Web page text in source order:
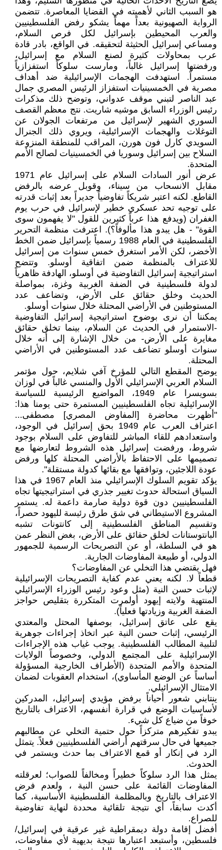
هو السبب الثاني لأهميته في القضايا المعاصرة. تتضمن
الرواية الصهيونية بعداً مهماً يشكو رفض الفلسطينيين
والعرب المحيطين بإسرائيل لكل فرص السلام،
ومساعي إسرائيل الحثيثة لتحقيقه. في الواقع، بادر قادة
عرب بمحاولات كثيرة لصنع السلام مع إسرائيل،
ورفضتها إسرائيل غالباً، ومارست سلوكاً استفزازياً
مستمراً. استهدفت الهجمات الإسرائيلية ضد أهداف
مصرية في الخمسينيات استفزاز الرئيس المصري جمال
عبد الناصر لتبني موقف عدواني، وتوضح ذلك مذكرات
رئيس الوزراء السابق موشيه شاريت. نتج معظم القصف
السوري الشهير لإسرائيل من مرتفعات الجولان عن
التوغلات والهجمات الإسرائيلية، ويروي ذلك الجنرال
السويدي كارل فون هورن، المراقب للمنطقة المنزوعة
السلاح بين إسرائيل وسوريا في الخمسينيات لصالح الأمم
المتحدة.
عرض أنور السادات السلام على إسرائيل عام 1971
مقابل الانسحاب من سيناء، وقوبل عرضه بالرفض
القاطع. لكنه اعتبر شريكاً تفاوضياً جديراً بعد إثبات قدرته
على توجيه تحد عسكري خطير لإسرائيل في حرب يوم
الغفران (ويدفع هذا عرباً كثيرين للقول "لا يفهمون سوى
القوة" - هل يبدو هذا مألوفاً؟). اعترفت منظمة التحرير
الفلسطينية في العام 1988 رسمياً بإسرائيل ضمن الخط
الأخضر، لكن الأمر استغرق خمس سنوات من إسرائيل
للاعتراف بالمنظمة ضمن اتفاقية أوسلو. وتتضح
استراتيجية إسرائيل التفاوضية في أوسلو، الهادفة ظاهرياً
لدولة فلسطينية في الضفة الغربية وغزة، بمواصلة
الحديث وخلق حقائق على الأرض، وتضاعف عدد
المستوطنين في الأراضي المحتلة خلال سنوات أوسلو.
يمكننا أن نرى بوضوح استراتيجية إسرائيل التفاوضية
-الاستمرار في الحديث عن السلام، بينما تخلق حقائق
مغايرة على الأرض- من خلال الإشارة إلى أنه خلال
سنوات أوسلو تضاعف عدد المستوطنين في الأراضي
المحتلة.
يوضح المقطع التالي للمؤرخ آفي شلايم، حول مؤتمر
السلام العربي الإسرائيلي الأول والمنسي غالباً في لوزان
بسويسرا عام 1949، المواضيع الرئيسية للسياسة
الإسرائيلية تجاه الفلسطينيين المستمرة حتى يومنا هذا:
"أظهرت محاضرة [المفاوض المصري] مصطفى...
اعتراف العرب عام 1949 بحق إسرائيل في الوجود،
واستعدادهم للقاء المباشر للتفاوض على السلام بوجود
شروط، ورفضت إسرائيل هذه الشروط لتعارضها مع
تصميمها على الاحتفاظ بالأراضي المحتلة كلها ورفض
عودة اللاجئين، وتوافقها مع بقائها كدولة مستقلة".
يؤكد تقويم السلوك الإسرائيلي منذ العام 1967 في هذا
السياق استحالة حدوث تغيير جذري في استراتيجيتها تجاه
الفلسطينيين دون قوة دولية صارمة داعمة له. يستمر
المشروع الاستيطاني في شق طرق رئيسة لليهود حصراً،
وتقسيم المناطق الفلسطينية إلى كانتونات تشبه
البانتوستانات لخلق حقائق على الأرض، بغض النظر عمن
هو في السلطة، أو عن التصريحات الرسمية للجمهور
الدولي، أو طبيعة المفاوضات الجارية.
فهل يقتضي هذا التخلي عن المفاوضات؟
قطعاً لا. لكنه يعني عدم كفاية التصريحات الإسرائيلية
لإثبات حسن النية (مثل وعود رئيس الوزراء الإسرائيلي
المنتهية ولايته إيهود أولمرت المتكررة بتقليص حواجز
الضفة الغربية وزيادتها فعلياً).
يقع على عاتق إسرائيل، بوصفها المحتل والمعتدي
الرئيسي، إثبات حسن النية عبر اتخاذ إجراءات جوهرية
لتلبية المطالب الفلسطينية. يوجب غياب هذه الإجراءات
الإسرائيلية على المجتمع الدولي، وخصوصاً الولايات
المتحدة والأمم المتحدة (الأطراف الخارجية المسؤولة
أساساً عن الوضع المأساوي)، استخدام العقوبات لضمان
الامتثال الإسرائيلي.
ينتابني شعور أحياناً برفض مؤيدي إسرائيل، المدركين
لأساسيات الوضع في قرارة أنفسهم، الاعتراف بالتاريخ
خوفاً من ضياع كل شيء.
يبدو تفكيرهم متركزاً حول حتمية التخلي عن مطالبهم
جميعها في حال سرقتهم أراضي الفلسطينيين فعلاً. يتمثل
الرد في إنكار أو قمع الاعتراف بما حدث ويستمر في
الحدوث.
يمثل هذا الرد سلوكاً خطيراً ومخالفاً للصواب؛ لعرقلته
المفاوضات القائمة على حسن النية ، ولعدم فرض
الاعتراف بالتاريخ وبالمظلمة الفلسطينية الأساسية، كما
أكدت سابقاً، أي نتيجة تلقائية محددة لنهاية تفاوضية
للصراع.
أفضل إقامة دولة ديمقراطية غير عرقية في إسرائيل/
فلسطين، وأستبعد اعتبارها نتيجة بديهية لأي مفاوضات،